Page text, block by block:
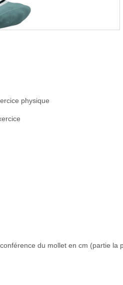
physique
du mollet en cm (partie